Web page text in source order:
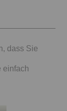
dass Sie
einfach